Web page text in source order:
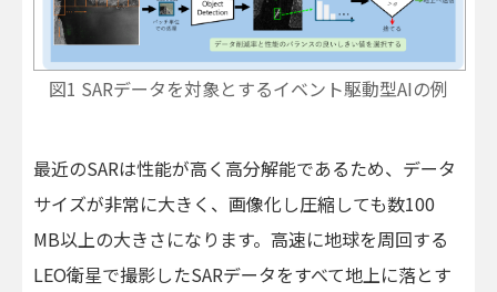
図1 SARデータを対象とするイベント駆動型AIの例
最近のSARは性能が高く高分解能であるため、データ
サイズが非常に大きく、画像化し圧縮しても数100
MB以上の大きさになります。高速に地球を周回する
LEO衛星で撮影したSARデータをすべて地上に落とす